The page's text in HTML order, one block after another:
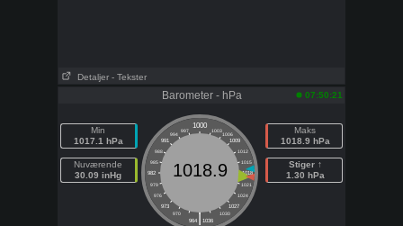
Detaljer - Tekster
Barometer - hPa 07:50:21
Min
1017.1 hPa
Nuværende
30.09 inHg
1000
997 1003
994
1006
991
1009
988
1012
985
1015
982
1018
979
1021
976
1024
973
1027
970
1030
|
964 1036
1018.9
Maks
1018.9 hPa
Stiger ↑
1.30 hPa